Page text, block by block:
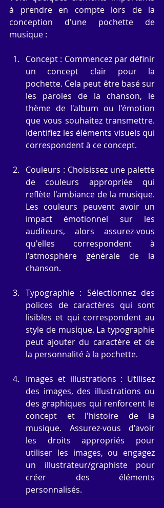
à prendre en compte lors de la
conception d'une pochette de
musique :
Concept : Commencez par définir
un concept clair pour la
pochette. Cela peut être basé sur
les paroles de la chanson, le
thème de l'album ou l'émotion
que vous souhaitez transmettre.
Identifiez les éléments visuels qui
correspondent à ce concept.
Couleurs : Choisissez une palette
de couleurs appropriée qui
reflète l'ambiance de la musique.
Les couleurs peuvent avoir un
impact émotionnel sur les
auditeurs, alors assurez-vous
qu'elles correspondent à
l'atmosphère générale de la
chanson.
Typographie : Sélectionnez des
polices de caractères qui sont
lisibles et qui correspondent au
style de musique. La typographie
peut ajouter du caractère et de
la personnalité à la pochette.
Images et illustrations : Utilisez
des images, des illustrations ou
des graphiques qui renforcent le
concept et l'histoire de la
musique. Assurez-vous d'avoir
les droits appropriés pour
utiliser les images, ou engagez
un illustrateur/graphiste pour
créer des éléments
personnalisés.